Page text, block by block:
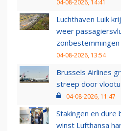
04-08-2026, 14:41
Luchthaven Luik
weer
zonbestemmingen
04-08-2026, 13:54
Brussels Airlines
streep door
04-08-2026, 11:47
Stakingen en dure
winst Lufthansa